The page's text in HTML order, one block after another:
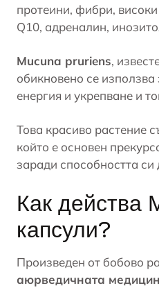
протеини, фибри,
Q10, адреналин,
Mucuna pruriens,
обикновено се
енергия и укрепване и
Това красиво растение
който е основен
заради способността
Как действа
капсули?
Произведен от бобово
аюрведичната